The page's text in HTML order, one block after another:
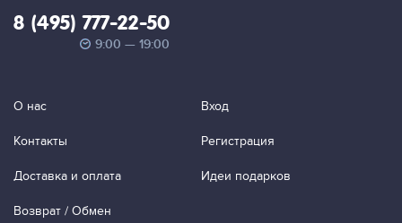
8 (495) 777-22-50
9:00 — 19:00
О нас
Контакты
Доставка и оплата
Возврат / Обмен
Вход
Регистрация
Идеи подарков